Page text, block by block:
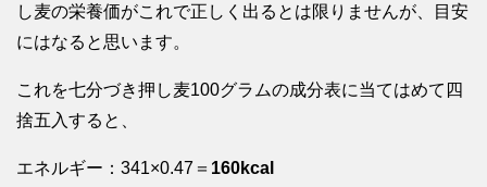
し麦の栄養価がこれで正しく出るとは限りませんが、目安
にはなると思います。
これを七分づき押し麦100グラムの成分表に当てはめて四
捨五入すると、
エネルギー：341×0.47＝ 160kcal